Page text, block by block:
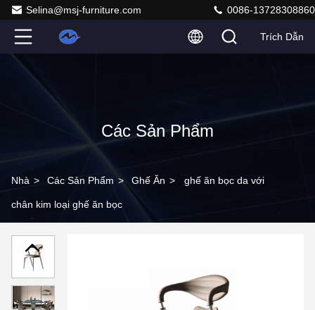
Selina@msj-furniture.com 0086-13728308860
Trích Dẫn
Các Sản Phẩm
Nhà > Các Sản Phẩm > Ghế Ăn > ghế ăn bọc da với
chân kim loại ghế ăn bọc